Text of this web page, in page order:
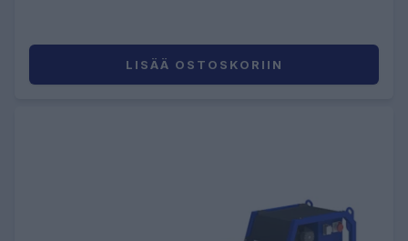
LISÄÄ OSTOSKORIIN